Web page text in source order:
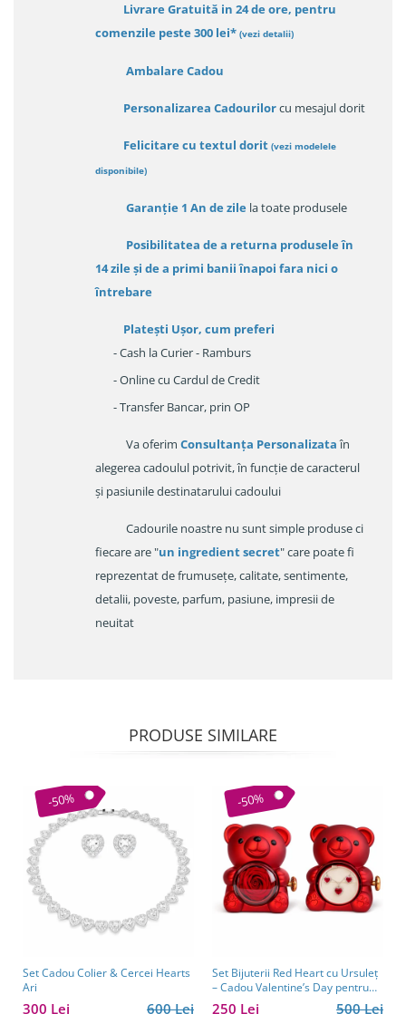
Livrare Gratuită in 24 de ore, pentru
comenzile peste 300 lei* (vezi detalii)
Ambalare Cadou
Personalizarea Cadourilorcu mesajul dorit
Felicitare cu textul dorit (vezi modelele
disponibile)
Garanție 1 An de zile la toate produsele
Posibilitatea de a returna produsele în
14 zileși de a primi banii înapoi fara nici o
întrebare
Platești Ușor, cum preferi
- Cash la Curier - Ramburs
- Online cu Cardul de Credit
- Transfer Bancar, prin OP
Va oferim Consultanța Personalizataîn
alegerea cadoulul potrivit, în funcție de caracterul
și pasiunile destinatarului cadoului
Cadourile noastre nu sunt simple produse ci
fiecare are "un ingredient secret" care poate fi
reprezentat de frumusețe, calitate, sentimente,
detalii, poveste, parfum, pasiune, impresii de
neuitat
PRODUSE SIMILARE
-50%
Set Cadou Colier & Cercei Hearts
Ari
600 Lei
300 Lei
-50%
Set Bijuterii Red Heart cu Ursuleț
– Cadou Valentine’s Day pentru
Femei
500 Lei
250 Lei